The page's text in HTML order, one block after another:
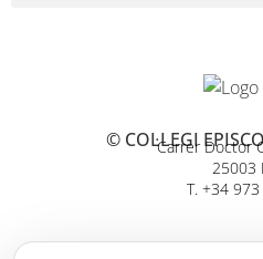
© COL·LEGICarrer Doctor
25003
T. +34